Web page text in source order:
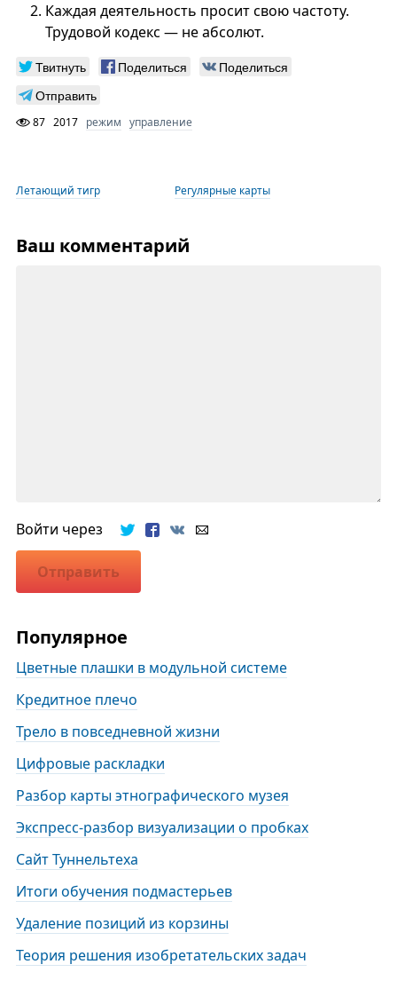
Каждая деятельность просит свою частоту.
Трудовой кодекс — не абсолют.
Твитнуть Поделиться
Поделиться
Отправить
87 2017 режим управление
Летающий тигр Регулярные карты
Ваш комментарий
Войти через
Отправить
Популярное
Цветные плашки в модульной системе
Кредитное плечо
Трело в повседневной жизни
Цифровые раскладки
Разбор карты этнографического музея
Экспресс-разбор визуализации о пробках
Сайт Туннельтеха
Итоги обучения подмастерьев
Удаление позиций из корзины
Теория решения изобретательских задач